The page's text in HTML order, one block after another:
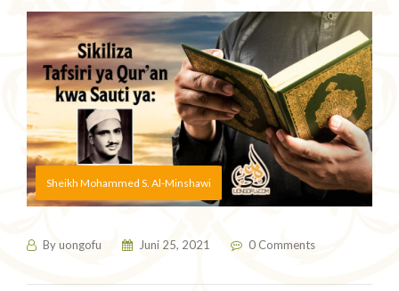
Sheikh Mohammed S. Al-Minshawi
Byuongofu Juni 25, 2021 0 Comments